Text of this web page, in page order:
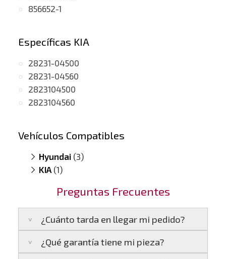
856652-1
Específicas KIA
28231-04500
28231-04560
2823104500
2823104560
Vehículos Compatibles
Hyundai (3)
i20 1.0
Kona 1.0(TGDI, motor Kappa 1.0)
KIA (1)
Preguntas Frecuentes
¿Cuánto tarda en llegar mi pedido?
Península:Entregamos en un plazo estimado
de24 a 48 horas laborables, si realizas tu
¿Qué garantía tiene mi pieza?